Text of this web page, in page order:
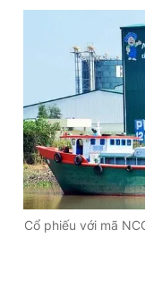
Quảng
Tổng biên tập:
Phó tổng biên tập
Phó tổng biên tập:
Phó tổng biên tập:
Tổng thư ký tòa
Giấy phép xuất bản
© 2003-2026 Bản
chép dưới mọi hình
bản. Phát triển bởi
Cổ phiếu với mã